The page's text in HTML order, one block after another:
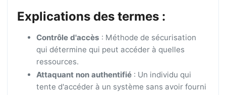
Explications des termes :
Contrôle d'accès : Méthode de sécurisation
qui détermine qui peut accéder à quelles
ressources.
Attaquant non authentifié: Un individu qui
tente d'accéder à un système sans avoir fourni